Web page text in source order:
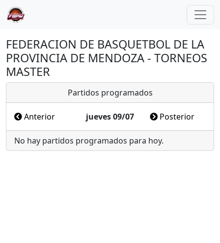
FEDERACION DE BASQUETBOL DE LA
PROVINCIA DE MENDOZA - TORNEOS
MASTER
Partidos programados
Anterior jueves 09/07 Posterior
No hay partidos programados para hoy.